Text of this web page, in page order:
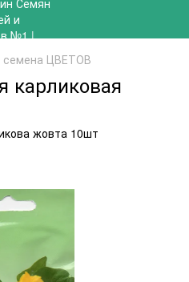
семена ЦВЕТОВ
карликовая
жовта 10шт